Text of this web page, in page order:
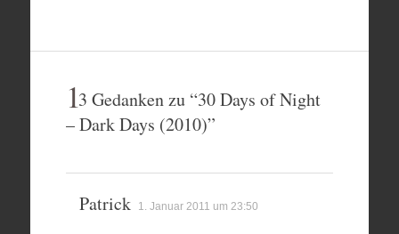
13 Gedanken zu “30 Days of Night
– Dark Days (2010)”
Patrick 1. Januar 2011 um 23:50